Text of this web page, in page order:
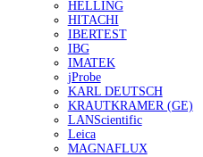
Стенды для
Линии
Системы УФ-
Системы
Принадлежности
Расходные
Оборудование для
- Переносные